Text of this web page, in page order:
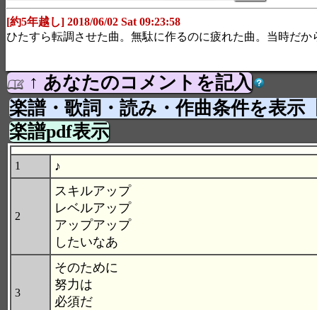
[約5年越し] 2018/06/02 Sat 09:23:58
ひたすら転調させた曲。無駄に作るのに疲れた曲。当時だか
↑ あなたのコメントを記入
楽譜・歌詞・読み・作曲条件を表示
楽譜pdf表示
1 ♪
2
スキルアップ
レベルアップ
アップアップ
したいなあ
3
そのために
努力は
必須だ